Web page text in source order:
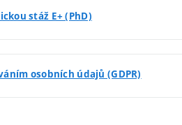
stáž E+ (PhD)
osobních údajů (GDPR)